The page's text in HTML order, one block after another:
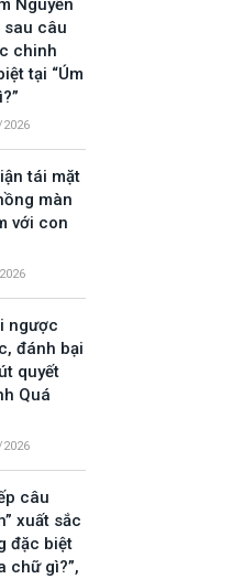
Nguyễn
sau câu
chinh
tại “Úm
tái mặt
màn
với con
ngược
đánh bại
quyết
Quá
câu
xuất sắc
đặc biệt
chữ gì?”,